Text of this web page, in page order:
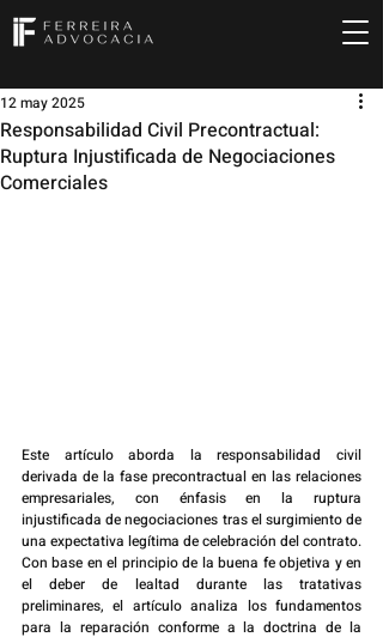
Responsabilidad Civil Precontractual:
Ruptura Injustificada de Negociaciones
Comerciales
12 may 2025
Este artículo aborda la responsabilidad civil
derivada de la fase precontractual en las relaciones
empresariales, con énfasis en la ruptura
injustificada de negociaciones tras el surgimiento de
una expectativa legítima de celebración del contrato.
Con base en el principio de la buena fe objetiva y en
el deber de lealtad durante las tratativas
preliminares, el artículo analiza los fundamentos